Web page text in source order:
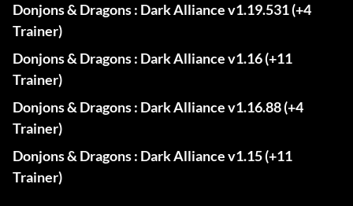
Donjons & Dragons : Dark Alliance v1.19.531 (+4
Trainer)
Donjons & Dragons : Dark Alliance v1.16 (+11
Trainer)
Donjons & Dragons : Dark Alliance v1.16.88 (+4
Trainer)
Donjons & Dragons : Dark Alliance v1.15 (+11
Trainer)